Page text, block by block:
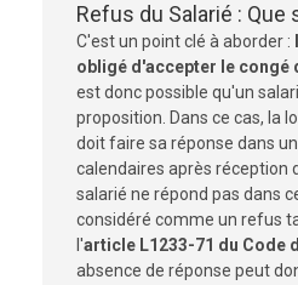
Refus du Salarié : Que
C'est un point clé à aborder :
obligé d'accepter le congé
est donc possible qu'un
proposition. Dans ce cas, la
doit faire sa réponse dans
calendaires après réception
salarié ne répond pas dans
considéré comme un refus
l'article L1233-71 du Code
absence de réponse peut